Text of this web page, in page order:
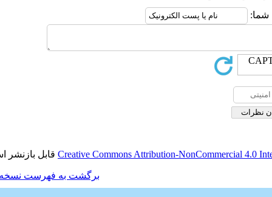
Creative Commonsقابل بازنشر است.
برگشت به فهرست نسخه ها